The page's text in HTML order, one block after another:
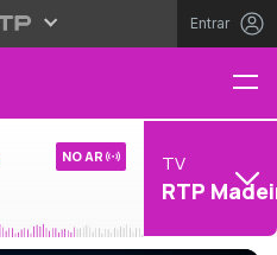
Entrar
NO AR TV
RTP